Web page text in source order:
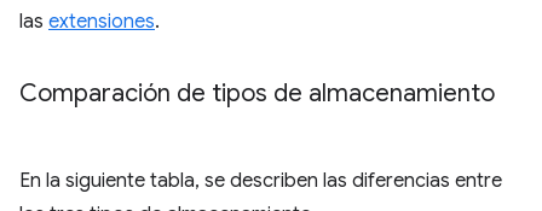
las extensiones.
Comparación de tipos de almacenamiento
En la siguiente tabla, se describen las diferencias entre